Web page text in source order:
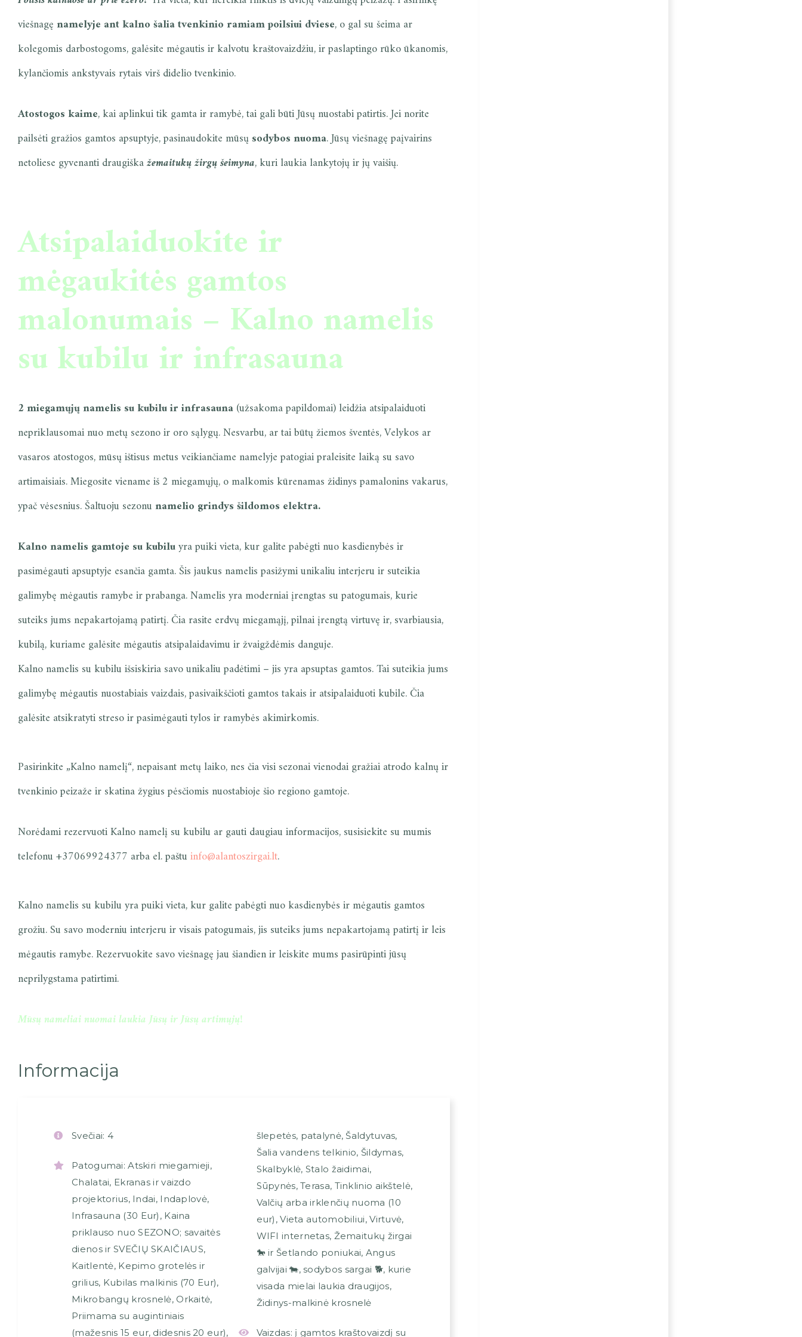
viešnagęnamelyje ant kalno šalia tvenkinio ramiam poilsiui dviese, o gal su šeima ar
kolegomis darbostogoms, galėsite mėgautis ir kalvotu kraštovaizdžiu, ir paslaptingo rūko ūkanomis,
kylančiomis ankstyvais rytais virš didelio tvenkinio.
Atostogos kaime, kai aplinkui tik gamta ir ramybė, tai gali būti Jūsų nuostabi patirtis. Jei norite
pailsėti gražios gamtos apsuptyje, pasinaudokite mūsųsodybos nuoma. Jūsų viešnagę paįvairins
netoliese gyvenanti draugiškažemaitukų žirgų šeimyna, kuri laukia lankytojų ir jų vaišių.
Atsipalaiduokite ir
mėgaukitės gamtos
malonumais – Kalno namelis
su kubilu ir infrasauna
2 miegamųjų namelis su kubilu ir infrasauna(užsakoma papildomai) leidžia atsipalaiduoti
nepriklausomai nuo metų sezono ir oro sąlygų. Nesvarbu, ar tai būtų žiemos šventės, Velykos ar
vasaros atostogos, mūsų ištisus metus veikiančiame namelyje patogiai praleisite laiką su savo
artimaisiais. Miegosite viename iš 2 miegamųjų, o malkomis kūrenamas židinys pamalonins vakarus,
ypač vėsesnius. Šaltuoju sezonunamelio grindys šildomos elektra.
Kalno namelis gamtoje su kubiluyra puiki vieta, kur galite pabėgti nuo kasdienybės ir
pasimėgauti apsuptyje esančia gamta. Šis jaukus namelis pasižymi unikaliu interjeru ir suteikia
galimybę mėgautis ramybe ir prabanga. Namelis yra moderniai įrengtas su patogumais, kurie
suteiks jums nepakartojamą patirtį. Čia rasite erdvų miegamąjį, pilnai įrengtą virtuvę ir, svarbiausia,
kubilą, kuriame galėsite mėgautis atsipalaidavimu ir žvaigždėmis danguje.
Kalno namelis su kubilu išsiskiria savo unikaliu padėtimi – jis yra apsuptas gamtos. Tai suteikia jums
galimybę mėgautis nuostabiais vaizdais, pasivaikščioti gamtos takais ir atsipalaiduoti kubile. Čia
galėsite atsikratyti streso ir pasimėgauti tylos ir ramybės akimirkomis.
Pasirinkite „Kalno namelį“, nepaisant metų laiko, nes čia visi sezonai vienodai gražiai atrodo kalnų ir
tvenkinio peizaže ir skatina žygius pėsčiomis nuostabioje šio regiono gamtoje.
Norėdami rezervuoti Kalno namelį su kubilu ar gauti daugiau informacijos, susisiekite su mumis
telefonu +37069924377 arba el. paštuinfo@alantoszirgai.lt.
Kalno namelis su kubilu yra puiki vieta, kur galite pabėgti nuo kasdienybės ir mėgautis gamtos
grožiu. Su savo moderniu interjeru ir visais patogumais, jis suteiks jums nepakartojamą patirtį ir leis
mėgautis ramybe. Rezervuokite savo viešnagę jau šiandien ir leiskite mums pasirūpinti jūsų
neprilygstama patirtimi.
Mūsų nameliai nuomai laukia Jūsų ir Jūsų artimųjų!
Informacija
Svečiai: 4
Patogumai: Atskiri miegamieji,
Chalatai, Ekranas ir vaizdo
projektorius, Indai, Indaplovė,
Infrasauna (30 Eur) , Kaina
priklauso nuo SEZONO; savaitės
dienos ir SVEČIŲ SKAIČIAUS,
Kaitlentė, Kepimo grotelės ir
grilius, Kubilas malkinis (70 Eur),
Mikrobangų krosnelė, Orkaitė,
Priimama su augintiniais
(mažesnis 15 eur, didesnis 20 eur),
šlepetės, patalynė, Šaldytuvas,
Šalia vandens telkinio, Šildymas,
Skalbyklė, Stalo žaidimai,
Sūpynės,Terasa, Tinklinio aikštelė,
Valčių arba irklenčių nuoma (10
eur) ,Vieta automobiliui,Virtuvė,
WIFI internetas, Žemaitukų žirgai
🐎 ir Šetlando poniukai, Angus
galvijai 🐄, sodybos sargai 🐕, kurie
visada mielai laukia draugijos,
Židinys-malkinė krosnelė
Vaizdas: